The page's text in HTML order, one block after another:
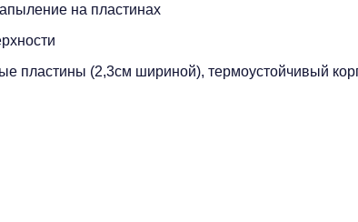
на пластинах
пластины (2,3см шириной), термоустойчивый